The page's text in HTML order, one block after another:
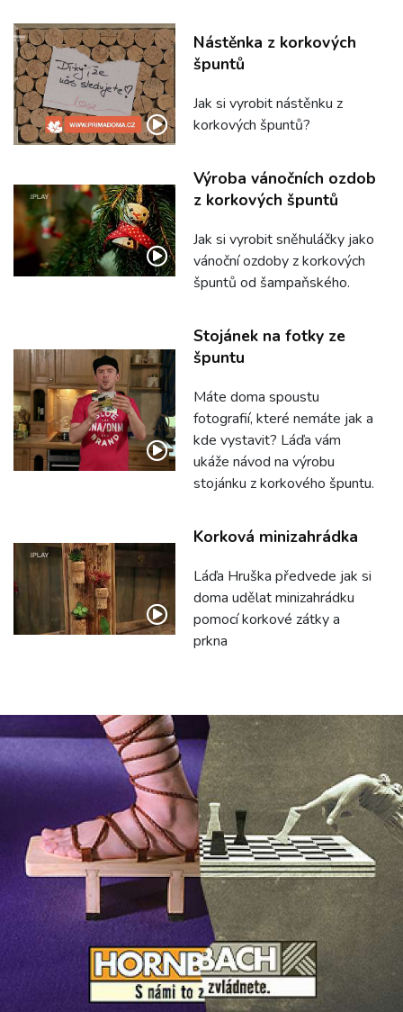
Nástěnka z korkových
špuntů
Jak si vyrobit nástěnku z
korkových špuntů?
Výroba vánočních ozdob
z korkových špuntů
Jak si vyrobit sněhuláčky jako
vánoční ozdoby z korkových
špuntů od šampaňského.
Stojánek na fotky ze
špuntu
Máte doma spoustu
fotografií, které nemáte jak a
kde vystavit? Láďa vám
ukáže návod na výrobu
stojánku z korkového špuntu.
Korková minizahrádka
Láďa Hruška předvede jak si
doma udělat minizahrádku
pomocí korkové zátky a
prkna